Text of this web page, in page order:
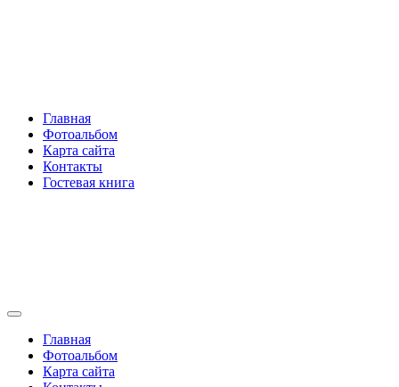
Главная
Фотоальбом
Карта сайта
Контакты
Гостевая книга
Главная
Фотоальбом
Карта сайта